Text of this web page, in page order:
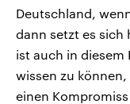
Deutschland,
dann setzt es sich
ist auch in diesem
wissen zu
einen